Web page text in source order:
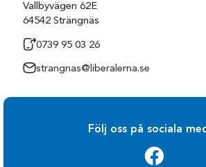
Vallbyvägen 62E
64542 Strängnäs
0739 95 03 26
strangnas@liberalerna.se
Följ oss på sociala